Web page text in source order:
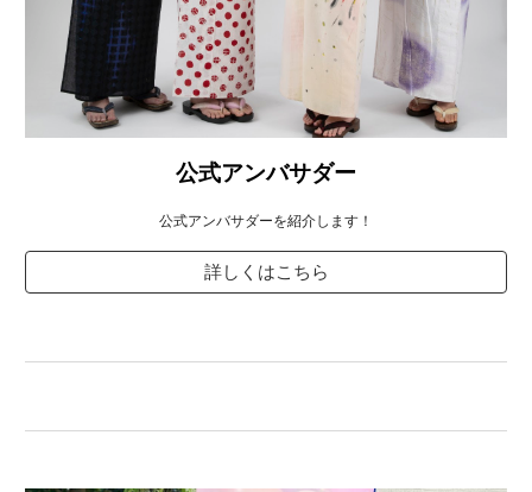
公式アンバサダー
公式アンバサダーを紹介します！
詳しくはこちら